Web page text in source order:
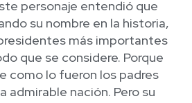
personaje entendió que
su nombre en la historia,
más importantes
que se considere. Porque
como lo fueron los padres
admirable nación. Pero su